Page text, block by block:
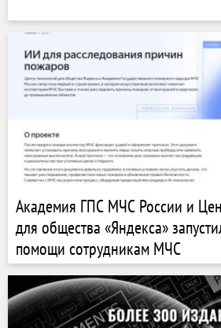
Академия ГПС МЧС России и
для общества «Яндекса»
помощи сотрудникам МЧС